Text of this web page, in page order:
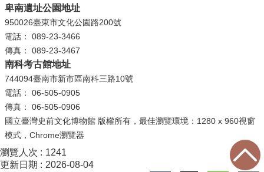
施
服
務
服
務
信
箱
網
站
導
覽
卑南遺址公園地址
950026臺東市文化公園路200號
電話： 089-23-3466
傳真： 089-23-3467
南科考古館地址
744094臺南市新市區南科三路10號
電話： 06-505-0905
傳真： 06-505-0906
國立臺灣史前文化博物館 版權所有，最佳瀏覽環境：1280 x 960視窗
模式，Chrome瀏覽器
瀏覽人次
1241
更新日期
2026-08-04